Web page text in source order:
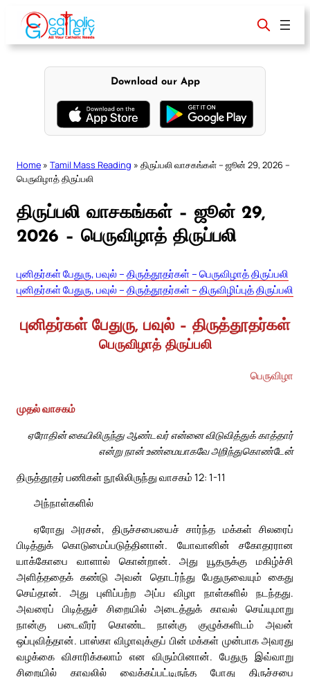
content
Download our App
Home » Tamil Mass Reading » திருப்பலி வாசகங்கள் – ஜூன் 29, 2026 –
பெருவிழாத் திருப்பலி
திருப்பலி வாசகங்கள் – ஜூன் 29,
2026 – பெருவிழாத் திருப்பலி
புனிதர்கள் பேதுரு, பவுல் – திருத்தூதர்கள் – பெருவிழாத் திருப்பலி
புனிதர்கள் பேதுரு, பவுல் – திருத்தூதர்கள் – திருவிழிப்புத் திருப்பலி
புனிதர்கள் பேதுரு, பவுல் – திருத்தூதர்கள்
பெருவிழாத் திருப்பலி
பெருவிழா
முதல் வாசகம்
ஏரோதின் கையிலிருந்து ஆண்டவர் என்னை விடுவித்துக் காத்தார்
என்று நான் உண்மையாகவே அறிந்துகொண்டேன்
திருத்தூதர் பணிகள் நூலிலிருந்து வாசகம் 12: 1-11
அந்நாள்களில்
ஏரோது அரசன், திருச்சபையைச் சார்ந்த மக்கள் சிலரைப்
பிடித்துக் கொடுமைப்படுத்தினான். யோவானின் சகோதரரான
யாக்கோபை வாளால் கொன்றான். அது யூதருக்கு மகிழ்ச்சி
அளித்ததைக் கண்டு அவன் தொடர்ந்து பேதுருவையும் கைது
செய்தான். அது புளிப்பற்ற அப்ப விழா நாள்களில் நடந்தது.
அவரைப் பிடித்துச் சிறையில் அடைத்துக் காவல் செய்யுமாறு
நான்கு படைவீரர் கொண்ட நான்கு குழுக்களிடம் அவன்
ஒப்புவித்தான். பாஸ்கா விழாவுக்குப் பின் மக்கள் முன்பாக அவரது
வழக்கை விசாரிக்கலாம் என விரும்பினான். பேதுரு இவ்வாறு
சிறையில் காவலில் வைக்கப்பட்டிருந்த போது திருச்சபை